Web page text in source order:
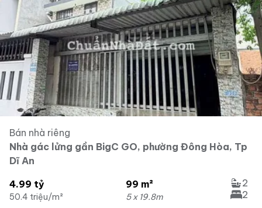
Bán nhà riêng
Nhà gác lửng gần BigC GO, phường Đông Hòa, Tp
Dĩ An
4.99 tỷ
50.4 triệu/m²
99 m²
5 x 19.8m
2
2